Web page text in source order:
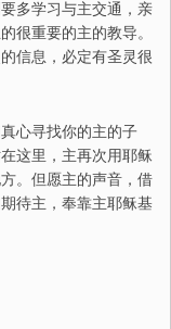
多学习与主交通，亲
很重要的主的教导。
信息，必定有圣灵很
心寻找你的主的子
这里，主再次用耶稣
。但愿主的声音，借
待主，奉靠主耶稣基